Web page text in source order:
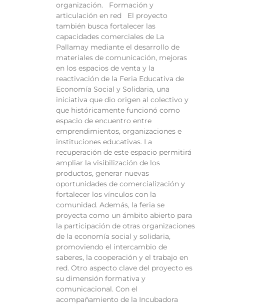
organización. Formación y
articulación en red El proyecto
también busca fortalecer las
capacidades comerciales de La
Pallamay mediante el desarrollo de
materiales de comunicación, mejoras
en los espacios de venta y la
reactivación de la Feria Educativa de
Economía Social y Solidaria, una
iniciativa que dio origen al colectivo y
que históricamente funcionó como
espacio de encuentro entre
emprendimientos, organizaciones e
instituciones educativas. La
recuperación de este espacio permitirá
ampliar la visibilización de los
productos, generar nuevas
oportunidades de comercialización y
fortalecer los vínculos con la
comunidad. Además, la feria se
proyecta como un ámbito abierto para
la participación de otras organizaciones
de la economía social y solidaria,
promoviendo el intercambio de
saberes, la cooperación y el trabajo en
red. Otro aspecto clave del proyecto es
su dimensión formativa y
comunicacional. Con el
acompañamiento de la Incubadora